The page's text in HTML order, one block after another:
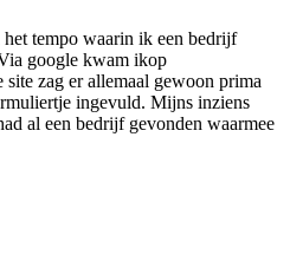
tempo waarin ik een bedrijf
google kwam ikop
zag er allemaal gewoon prima
ingevuld. Mijns inziens
al een bedrijf gevonden waarmee